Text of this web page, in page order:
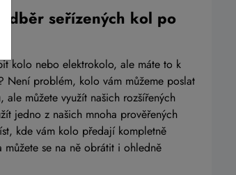
odběr seřízených kol po
kolo nebo elektrokolo, ale máte to k
Není problém, kolo vám můžeme poslat
ale můžete využít našich rozšířených
jedno z našich mnoha prověřených
kde vám kolo předají kompletně
můžete se na ně obrátit i ohledně